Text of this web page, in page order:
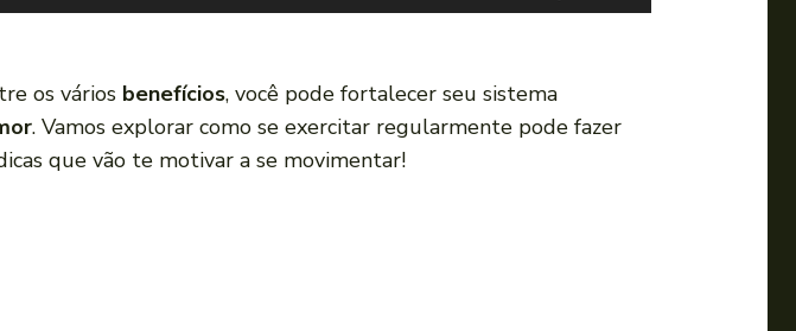
s
s
os vários benefícios, você pode fortalecer seu sistema
. Vamos explorar como se exercitar regularmente pode fazer
que vão te motivar a se movimentar!